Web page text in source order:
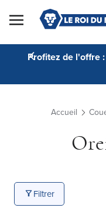
Skip to Content
Profitez de l'offre
Accueil
Filtrer